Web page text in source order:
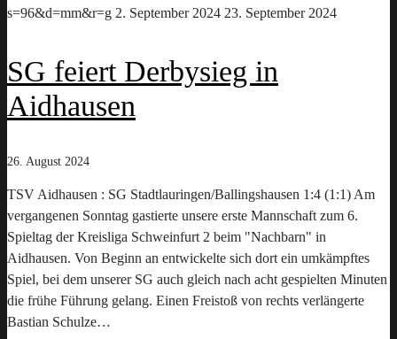
s=96&d=mm&r=g 2. September 2024 23. September 2024
SG feiert Derbysieg in
Aidhausen
26. August 2024
TSV Aidhausen : SG Stadtlauringen/Ballingshausen 1:4 (1:1) Am
vergangenen Sonntag gastierte unsere erste Mannschaft zum 6.
Spieltag der Kreisliga Schweinfurt 2 beim "Nachbarn" in
Aidhausen. Von Beginn an entwickelte sich dort ein umkämpftes
Spiel, bei dem unserer SG auch gleich nach acht gespielten Minuten
die frühe Führung gelang. Einen Freistoß von rechts verlängerte
Bastian Schulze…